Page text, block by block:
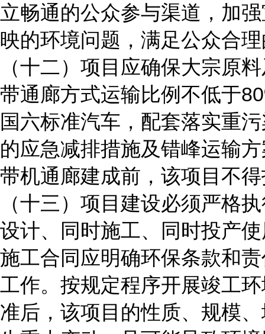
立畅通的公众参与渠道，加
映的环境问题，满足公众合
（十二）项目应确保大宗原
带通廊方式运输比例不低于
国六标准汽车，配套落实重
的应急减排措施及错峰运输
带机通廊建成前，该项目不
（十三）项目建设必须严格
设计、同时施工、同时投产
施工合同应明确环保条款和
工作。按规定程序开展竣工
准后，该项目的性质、规模